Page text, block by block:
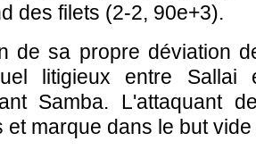
des filets (2-2, 90e+3).
de sa propre déviation
litigieux entre Sallai
Samba. L'attaquant
et marque dans le but